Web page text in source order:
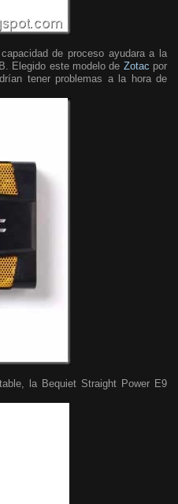
de proceso ayudara a la
Elegido este modelo de Zotac por
tener problemas a la hora de
la Bequiet Straight Power E9